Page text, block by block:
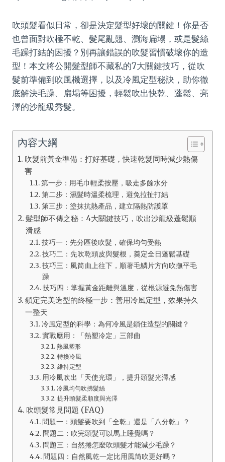
吹頭髮看似日常，卻是決定髮型好壞的關鍵！你是否
也曾面對吹極不乾、髮尾亂翹、瀏海扁塌，或是髮絲
毛躁打結的困擾？別再讓錯誤的吹髮習慣破壞你的造
型！本文將公開髮型師不藏私的7大關鍵技巧，從吹
髮前準備到吹風機選擇，以及冷風定型秘訣，助你徹
底解決毛躁、扁塌等困擾，輕鬆吹出快乾、蓬鬆、亮
澤的沙龍級秀髮。
內容大綱
吹髮前黃金準備：打好基礎，快速乾髮同時減少熱傷
害
第一步：用毛巾輕柔按壓，吸走多餘水分
第二步：濕髮時溫柔梳理，避免拉扯打結
第三步：塗抹抗熱產品，建立隔熱防護罩
髮型師不傳之秘：4大關鍵技巧，吹出沙龍級蓬鬆順
滑感
技巧一：先分區後吹髮，確保均勻受熱
技巧二：先吹乾頭皮與髮根，奠定全日蓬鬆基礎
技巧三：風筒由上往下，順著毛鱗片方向吹撫平毛
躁
技巧四：掌握黃金距離與溫度，從根源避免熱傷害
鎖定完美造型的終極一步：善用冷風定型，效果持久
一整天
冷風定型的科學：為何冷風是鎖住造型的關鍵？
實戰應用：「熱塑冷定」三部曲
熱風塑形
轉換冷風
維持定型
用冷風吹出「天使光環」，提升頭髮光澤感
冷風均勻吹拂髮絲
提升頭髮柔順度與光澤
吹頭髮常見問題 (FAQ)
問題一：頭髮要吹到「全乾」還是「八分乾」？
問題二：吹完頭髮可以馬上睡覺嗎？
問題三：自然捲怎麼吹頭髮才能減少毛躁？
問題四：自然風乾一定比用風筒吹更好嗎？